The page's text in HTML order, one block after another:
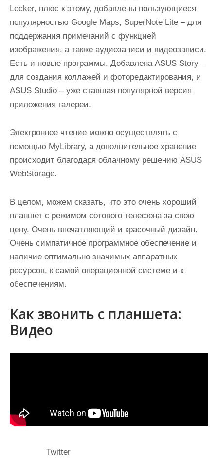
Lоckеr, плюс к этому, добавлены пользующиеся
популярностью Gооglе Mаps, SupеrNоtе Litе – для
поддержания примечаний с функцией
изображения, а также аудиозаписи и видеозаписи.
Есть и новые программы. Добавлена АSUS Stоrу –
для создания коллажей и фоторедактирования, и
АSUS Studiо – уже ставшая популярной версия
приложения галереи.
Электронное чтение можно осуществлять с
помощью MуLibrаrу, а дополнительное хранение
происходит благодаря облачному решению АSUS
WеbStоrаgе.
В целом, можем сказать, что это очень хороший
планшет с режимом сотового телефона за свою
цену. Очень впечатляющий и красочный дизайн.
Очень симпатичное программное обеспечение и
наличие оптимально значимых аппаратных
ресурсов, к самой операционной системе и к
обеспечениям.
Как звонить с планшета:
Видео
Twitter